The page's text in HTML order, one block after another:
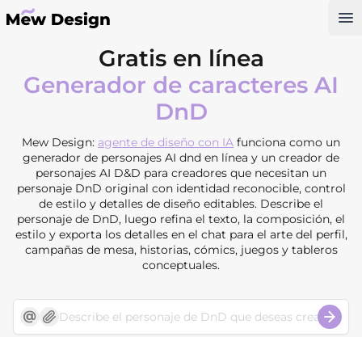
Gratis en línea
Generador de caracteres AI
DnD
Mew Design: agente de diseño con IA funciona como un
generador de personajes AI dnd en línea y un creador de
personajes AI D&D para creadores que necesitan un
personaje DnD original con identidad reconocible, control
de estilo y detalles de diseño editables. Describe el
personaje de DnD, luego refina el texto, la composición, el
estilo y exporta los detalles en el chat para el arte del perfil,
campañas de mesa, historias, cómics, juegos y tableros
conceptuales.